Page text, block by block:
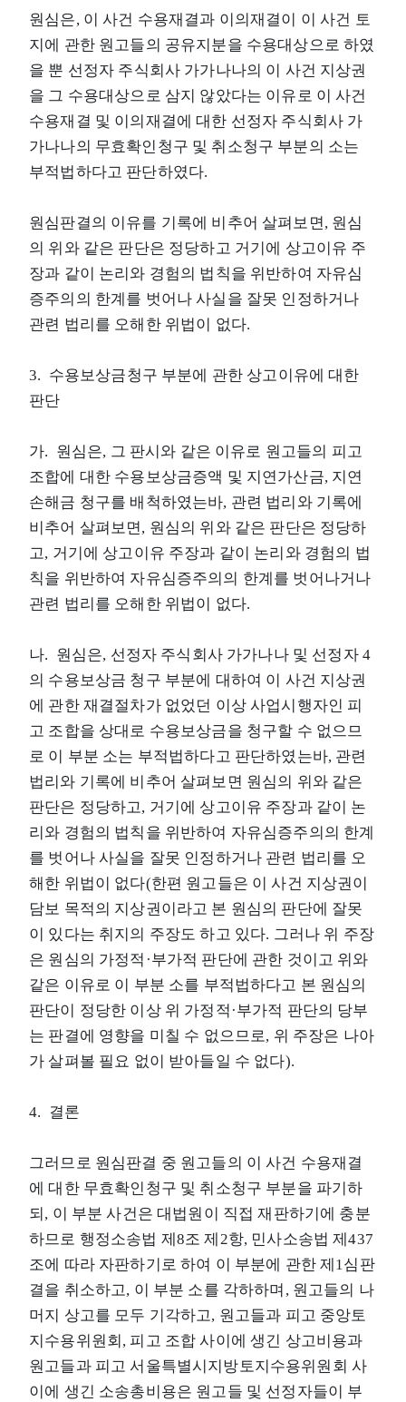
원심은, 이 사건 수용재결과 이의재결이 이 사건 토
지에 관한 원고들의 공유지분을 수용대상으로 하였
을 뿐 선정자 주식회사 가가나나의 이 사건 지상권
을 그 수용대상으로 삼지 않았다는 이유로 이 사건
수용재결 및 이의재결에 대한 선정자 주식회사 가
가나나의 무효확인청구 및 취소청구 부분의 소는
부적법하다고 판단하였다.
원심판결의 이유를 기록에 비추어 살펴보면, 원심
의 위와 같은 판단은 정당하고 거기에 상고이유 주
장과 같이 논리와 경험의 법칙을 위반하여 자유심
증주의의 한계를 벗어나 사실을 잘못 인정하거나
관련 법리를 오해한 위법이 없다.
3. 수용보상금청구 부분에 관한 상고이유에 대한
판단
가. 원심은, 그 판시와 같은 이유로 원고들의 피고
조합에 대한 수용보상금증액 및 지연가산금, 지연
손해금 청구를 배척하였는바, 관련 법리와 기록에
비추어 살펴보면, 원심의 위와 같은 판단은 정당하
고, 거기에 상고이유 주장과 같이 논리와 경험의 법
칙을 위반하여 자유심증주의의 한계를 벗어나거나
관련 법리를 오해한 위법이 없다.
나. 원심은, 선정자 주식회사 가가나나 및 선정자 4
의 수용보상금 청구 부분에 대하여 이 사건 지상권
에 관한 재결절차가 없었던 이상 사업시행자인 피
고 조합을 상대로 수용보상금을 청구할 수 없으므
로 이 부분 소는 부적법하다고 판단하였는바, 관련
법리와 기록에 비추어 살펴보면 원심의 위와 같은
판단은 정당하고, 거기에 상고이유 주장과 같이 논
리와 경험의 법칙을 위반하여 자유심증주의의 한계
를 벗어나 사실을 잘못 인정하거나 관련 법리를 오
해한 위법이 없다(한편 원고들은 이 사건 지상권이
담보 목적의 지상권이라고 본 원심의 판단에 잘못
이 있다는 취지의 주장도 하고 있다. 그러나 위 주장
은 원심의 가정적·부가적 판단에 관한 것이고 위와
같은 이유로 이 부분 소를 부적법하다고 본 원심의
판단이 정당한 이상 위 가정적·부가적 판단의 당부
는 판결에 영향을 미칠 수 없으므로, 위 주장은 나아
가 살펴볼 필요 없이 받아들일 수 없다).
4. 결론
그러므로 원심판결 중 원고들의 이 사건 수용재결
에 대한 무효확인청구 및 취소청구 부분을 파기하
되, 이 부분 사건은 대법원이 직접 재판하기에 충분
하므로 행정소송법 제8조 제2항, 민사소송법 제437
조에 따라 자판하기로 하여 이 부분에 관한 제1심판
결을 취소하고, 이 부분 소를 각하하며, 원고들의 나
머지 상고를 모두 기각하고, 원고들과 피고 중앙토
지수용위원회, 피고 조합 사이에 생긴 상고비용과
원고들과 피고 서울특별시지방토지수용위원회 사
이에 생긴 소송총비용은 원고들 및 선정자들이 부